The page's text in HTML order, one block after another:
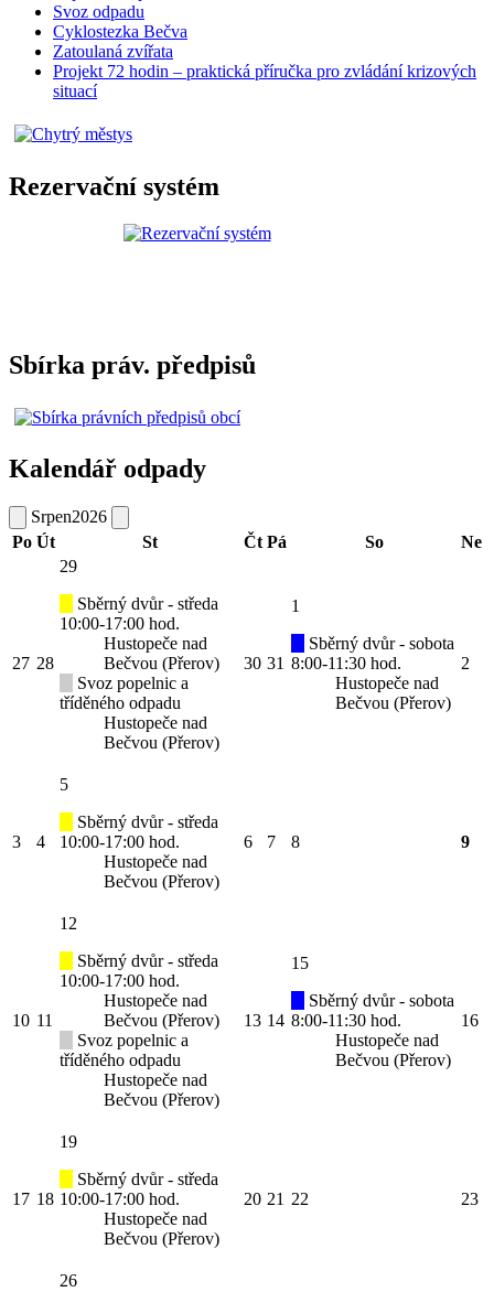
Svoz odpadu
Cyklostezka Bečva
Zatoulaná zvířata
Projekt 72 hodin – praktická příručka pro zvládání krizových
situací
Rezervační systém
Sbírka práv. předpisů
Kalendář odpady
Srpen2026
Po Út St Čt Pá So Ne
27 28
29
Sběrný dvůr - středa
10:00-17:00 hod.
Hustopeče nad
Bečvou (Přerov)
Svoz popelnic a
tříděného odpadu
Hustopeče nad
Bečvou (Přerov)
30 31
1
Sběrný dvůr - sobota
8:00-11:30 hod.
Hustopeče nad
Bečvou (Přerov)
2
3 4
5
Sběrný dvůr - středa
10:00-17:00 hod.
Hustopeče nad
Bečvou (Přerov)
6 7 8 9
10 11
12
Sběrný dvůr - středa
10:00-17:00 hod.
Hustopeče nad
Bečvou (Přerov)
Svoz popelnic a
tříděného odpadu
Hustopeče nad
Bečvou (Přerov)
13 14
15
Sběrný dvůr - sobota
8:00-11:30 hod.
Hustopeče nad
Bečvou (Přerov)
16
17 18
19
Sběrný dvůr - středa
10:00-17:00 hod.
Hustopeče nad
Bečvou (Přerov)
20 21 22 23
26